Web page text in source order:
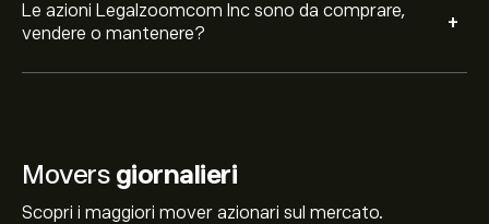
Le azioni Legalzoomcom Inc sono da comprare,
vendere o mantenere?
+
Movers giornalieri
Scopri i maggiori mover azionari sul mercato.